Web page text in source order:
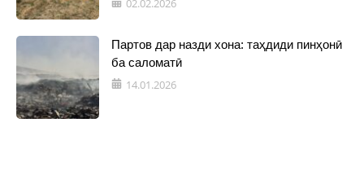
02.02.2026
Партов дар назди хона: таҳдиди пинҳонӣ
ба саломатӣ
14.01.2026